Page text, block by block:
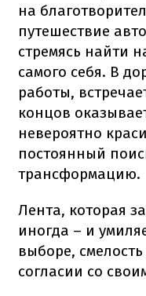
на
путешествие
стремясь найти
самого себя. В
работы,
концов
невероятно
постоянный
трансформацию.
Лента, которая
иногда – и
выборе,
согласии со